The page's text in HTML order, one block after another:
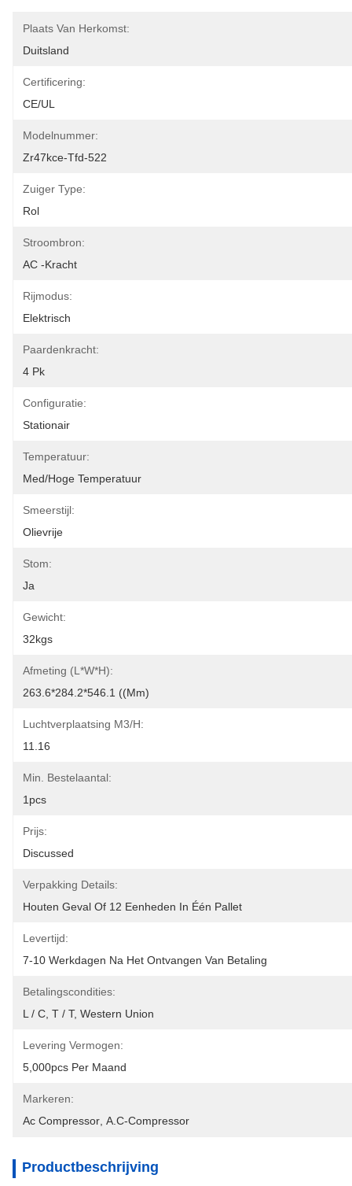
Plaats Van Herkomst:
Duitsland
Certificering:
CE/UL
Modelnummer:
Zr47kce-Tfd-522
Zuiger Type:
Rol
Stroombron:
AC -kracht
Rijmodus:
Elektrisch
Paardenkracht:
4 Pk
Configuratie:
Stationair
Temperatuur:
Med/hoge Temperatuur
Smeerstijl:
Olievrije
Stom:
Ja
Gewicht:
32kgs
Afmeting (L*W*H):
263.6*284.2*546.1 ((mm)
Luchtverplaatsing M3/h:
11.16
Min. Bestelaantal:
1pcs
Prijs:
Discussed
Verpakking Details:
Houten Geval Of 12 Eenheden In Één Pallet
Levertijd:
7-10 Werkdagen Na Het Ontvangen Van Betaling
Betalingscondities:
L / C, T / T, Western Union
Levering Vermogen:
5,000pcs Per Maand
Markeren:
Ac Compressor A.c-Compressor
Productbeschrijving